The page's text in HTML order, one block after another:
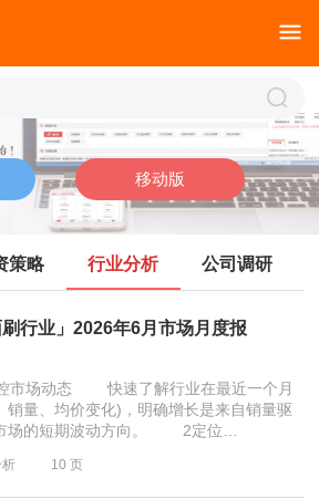
策略 行业分析 公司调研
行业」2026年6月市场月度报
动态 快速了解行业在最近一个月
销量、均价变化)，明确增长是来自销量驱
场的短期波动方向。 2定位…
析 10 页